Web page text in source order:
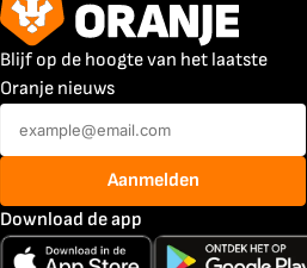
Blijf op de hoogte van het laatste
Oranje nieuws
Aanmelden
Download de app